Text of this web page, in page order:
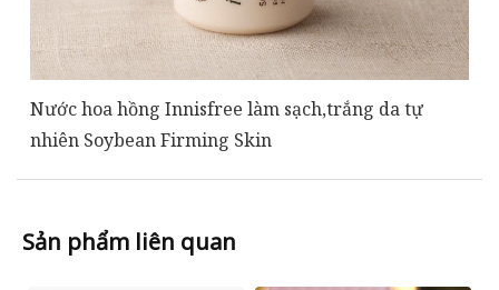
Nước hoa hồng Innisfree làm sạch,trắng da tự
nhiên Soybean Firming Skin
Sản phẩm liên quan